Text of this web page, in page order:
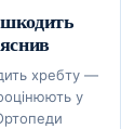
хребту —
у